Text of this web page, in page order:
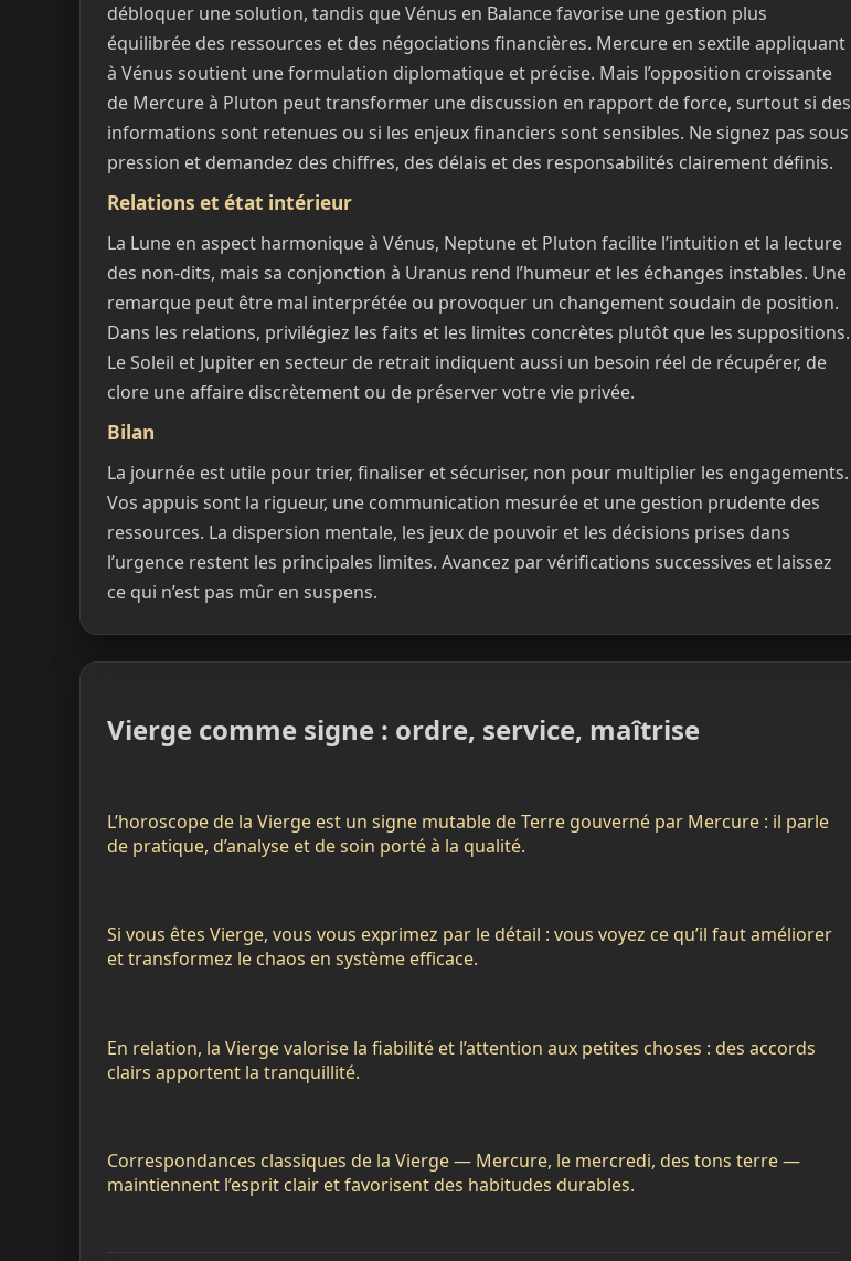
débloquer une solution, tandis que Vénus en Balance favorise une gestion plus
équilibrée des ressources et des négociations financières. Mercure en sextile appliquant
à Vénus soutient une formulation diplomatique et précise. Mais l’opposition croissante
de Mercure à Pluton peut transformer une discussion en rapport de force, surtout si des
informations sont retenues ou si les enjeux financiers sont sensibles. Ne signez pas sous
pression et demandez des chiffres, des délais et des responsabilités clairement définis.
Relations et état intérieur
La Lune en aspect harmonique à Vénus, Neptune et Pluton facilite l’intuition et la lecture
des non-dits, mais sa conjonction à Uranus rend l’humeur et les échanges instables. Une
remarque peut être mal interprétée ou provoquer un changement soudain de position.
Dans les relations, privilégiez les faits et les limites concrètes plutôt que les suppositions.
Le Soleil et Jupiter en secteur de retrait indiquent aussi un besoin réel de récupérer, de
clore une affaire discrètement ou de préserver votre vie privée.
Bilan
La journée est utile pour trier, finaliser et sécuriser, non pour multiplier les engagements.
Vos appuis sont la rigueur, une communication mesurée et une gestion prudente des
ressources. La dispersion mentale, les jeux de pouvoir et les décisions prises dans
l’urgence restent les principales limites. Avancez par vérifications successives et laissez
ce qui n’est pas mûr en suspens.
Vierge comme signe : ordre, service, maîtrise
L’horoscope de la Vierge est un signe mutable de Terre gouverné par Mercure : il parle
de pratique, d’analyse et de soin porté à la qualité.
Si vous êtes Vierge, vous vous exprimez par le détail : vous voyez ce qu’il faut améliorer
et transformez le chaos en système efficace.
En relation, la Vierge valorise la fiabilité et l’attention aux petites choses : des accords
clairs apportent la tranquillité.
Correspondances classiques de la Vierge — Mercure, le mercredi, des tons terre —
maintiennent l’esprit clair et favorisent des habitudes durables.